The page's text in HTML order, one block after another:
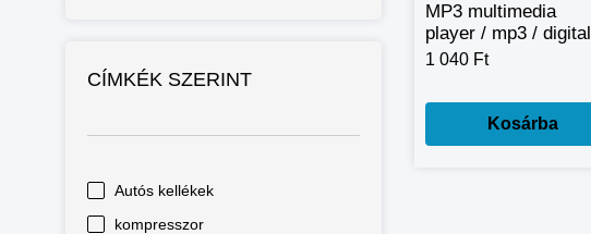
CÍMKÉK SZERINT
Autós kellékek
kompresszor
MP3 multimedia
player / mp3 / digital
mp3 player
1 040 Ft
Kosárba